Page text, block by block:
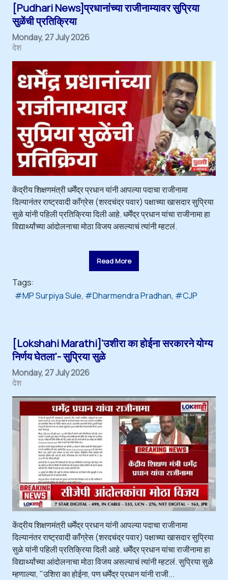
[Pudhari News]प्रधानांच्या राजीनाम्यावर सुप्रिया
सुळेंची प्रतिक्रिया
Monday, 27 July 2026
देश
केंद्रीय शिक्षणमंत्री धर्मेंद्र प्रधान यांनी आपल्या पदाचा राजीनामा
दिल्यानंतर राष्ट्रवादी काँग्रेस (शरदचंद्र पवार) पक्षाच्या खासदार सुप्रिया
सुळे यांनी पहिली प्रतिक्रिया दिली आहे. धर्मेंद्र प्रधान यांचा राजीनामा हा
विद्यार्थ्यांच्या आंदोलनाचा मोठा विजय असल्याचं त्यांनी म्हटलं.
Read More
Tags:
MP Surpiya Sule
Dharmendra Pradhan CJP
[Lokshahi Marathi]'उशीरा का होईना सरकारने योग्य
निर्णय घेतला'- सुप्रिया सुळे
Monday, 27 July 2026
देश
केंद्रीय शिक्षणमंत्री धर्मेंद्र प्रधान यांनी आपल्या पदाचा राजीनामा
दिल्यानंतर राष्ट्रवादी काँग्रेस (शरदचंद्र पवार) पक्षाच्या खासदार सुप्रिया
सुळे यांनी पहिली प्रतिक्रिया दिली आहे. धर्मेंद्र प्रधान यांचा राजीनामा हा
विद्यार्थ्यांच्या आंदोलनाचा मोठा विजय असल्याचं त्यांनी म्हटलं. सुप्रिया सुळे
म्हणाल्या, "उशिरा का होईना, पण धर्मेंद्र प्रधान यांनी राजी...